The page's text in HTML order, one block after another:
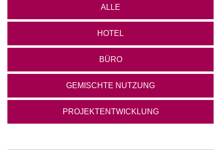
VERBUNDENE
UNTERNEHMEN
UNSERE IMMOBILIEN
BÜRO
GEMISCHTE NUTZUNG
ALLE
HOTEL
BÜRO
GEMISCHTE NUTZUNG
PROJEKTENTWICKLUNG